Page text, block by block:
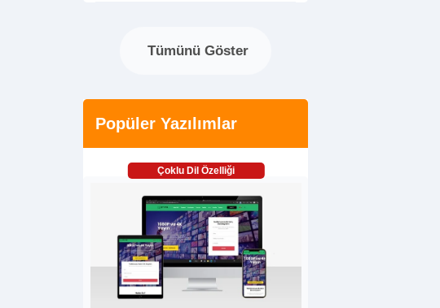
Tümünü Göster
Popüler Yazılımlar
Çoklu Dil Özelliği